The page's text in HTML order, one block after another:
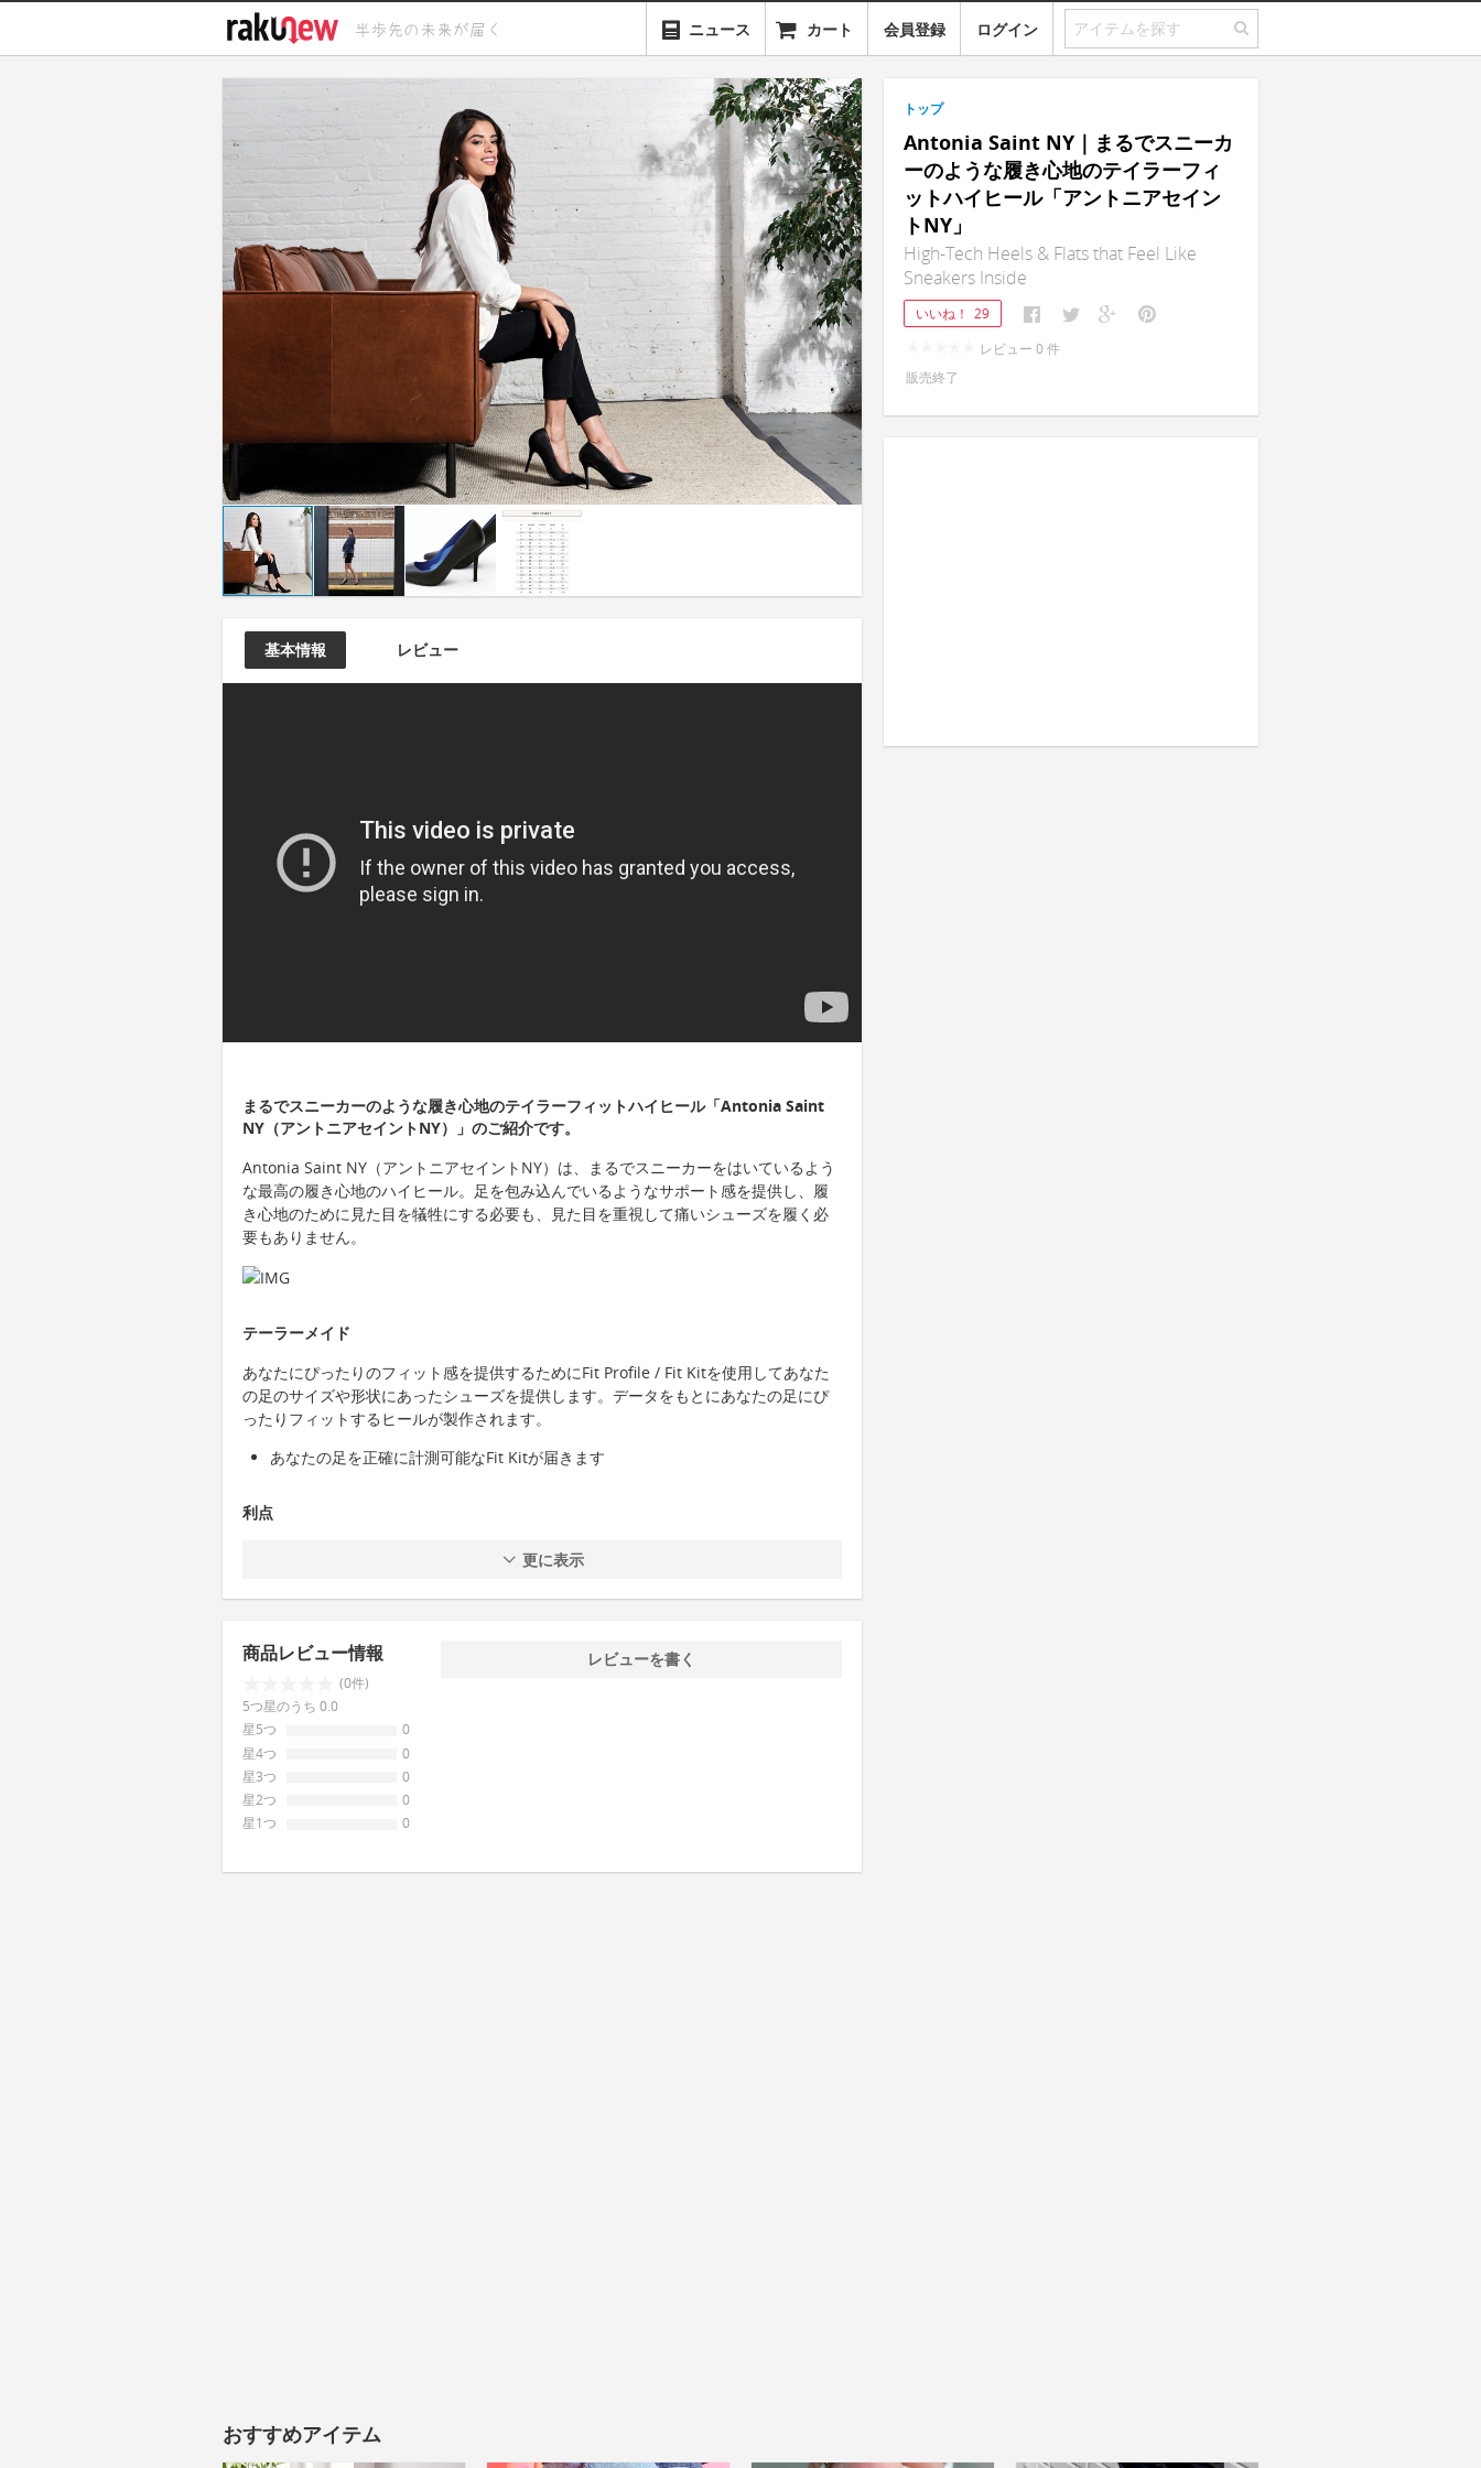
ニュース カート 会員登録 ログイン
基本情報 レビュー
まるでスニーカーのような履き心地のテイラーフィットハイヒール「Antonia Saint
NY（アントニアセイントNY）」のご紹介です。
Antonia Saint NY（アントニアセイントNY）は、まるでスニーカーをはいているよう
な最高の履き心地のハイヒール。足を包み込んでいるようなサポート感を提供し、履
き心地のために見た目を犠牲にする必要も、見た目を重視して痛いシューズを履く必
要もありません。
テーラーメイド
あなたにぴったりのフィット感を提供するためにFit Profile / Fit Kitを使用してあなた
の足のサイズや形状にあったシューズを提供します。データをもとにあなたの足にぴ
ったりフィットするヒールが製作されます。
あなたの足を正確に計測可能なFit Kitが届きます
利点
更に表示
商品レビュー情報
(0件)
5つ星のうち 0.0
星5つ
0
星4つ
0
星3つ
0
星2つ
0
星1つ
0
レビューを書く
トップ
Antonia Saint NY｜まるでスニーカ
ーのような履き心地のテイラーフィ
ットハイヒール「アントニアセイン
トNY」
High-Tech Heels & Flats that Feel Like
Sneakers Inside
いいね！ 29
レビュー 0 件
販売終了
おすすめアイテム